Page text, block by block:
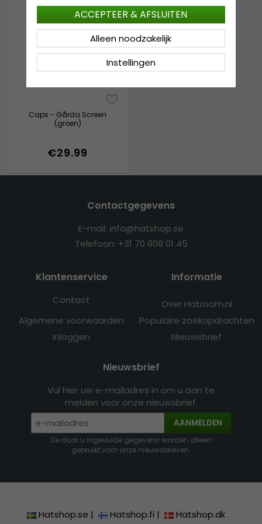
Caps - Gårda Screen
(groen)
€29.99
Contactgegevens
E-mail: info@hatshop.se
Telefoon: +31 70 808 01 45
Klantenservice
Contact
Algemene voorwaarden
Inloggen
Informatie
Over Hatroom.nl
Populaire zoekopdrachten
Nieuwsbrief
Nieuwsbrief
Vul hier uw e-mailadres in om u aan te
melden voor onze nieuwsbrief.
AANMELDEN
De door u ingevulde gegevens worden alleen
gebruikt voor onze nieuwsbrieven.
Hatshop.se | Hatshop.fi |
Hatshop.dk
Instellingen
Alleen noodzakelijk
ACCEPTEER & AFSLUITEN